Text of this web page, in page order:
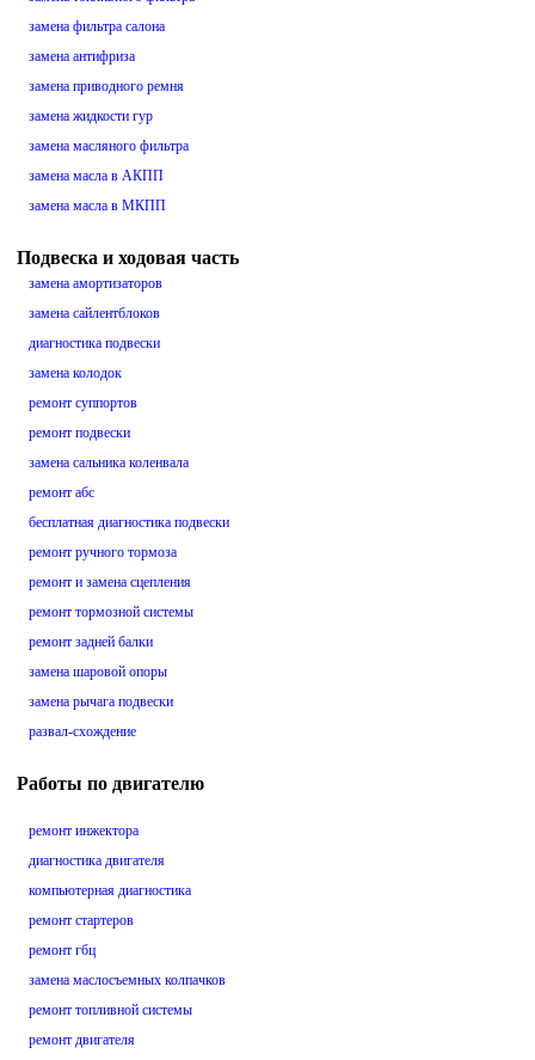
замена фильтра салона
замена антифриза
замена приводного ремня
замена жидкости гур
замена масляного фильтра
замена масла в АКПП
замена масла в МКПП
Подвеска и ходовая часть
замена амортизаторов
замена сайлентблоков
диагностика подвески
замена колодок
ремонт суппортов
ремонт подвески
замена сальника коленвала
ремонт абс
бесплатная диагностика подвески
ремонт ручного тормоза
ремонт и замена сцепления
ремонт тормозной системы
ремонт задней балки
замена шаровой опоры
замена рычага подвески
развал-схождение
Работы по двигателю
ремонт инжектора
диагностика двигателя
компьютерная диагностика
ремонт стартеров
ремонт гбц
замена маслосъемных колпачков
ремонт топливной системы
ремонт двигателя